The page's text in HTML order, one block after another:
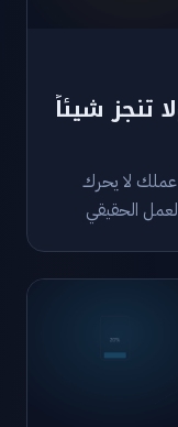
تنجز شيئاً
عملك لا يحرك
الحقيقي